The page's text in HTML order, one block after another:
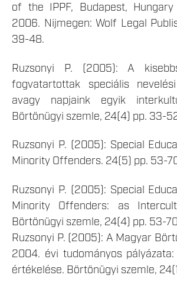
of the IPPF, Budapest, Hungary
2006. Nijmegen: Wolf Legal
39-48.
Ruzsonyi P. (2005): A
fogvatartottak speciális
avagy napjaink egyik
Börtönügyi szemle, 24(4) pp. 33-
Ruzsonyi P. (2005): Special
Minority Offenders. 24(5) pp. 53-
Ruzsonyi P. (2005): Special
Minority Offenders: as
Börtönügyi szemle, 24(4) pp. 53-
Ruzsonyi P. (2005): A Magyar
2004. évi tudományos
értékelése. Börtönügyi szemle,